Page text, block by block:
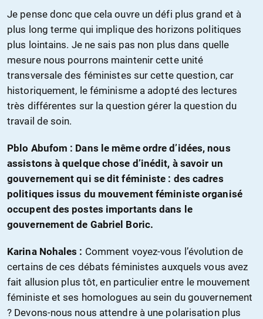
Je pense donc que cela ouvre un défi plus grand et à
plus long terme qui implique des horizons politiques
plus lointains. Je ne sais pas non plus dans quelle
mesure nous pourrons maintenir cette unité
transversale des féministes sur cette question, car
historiquement, le féminisme a adopté des lectures
très différentes sur la question gérer la question du
travail de soin.
Pblo Abufom : Dans le même ordre d’idées, nous
assistons à quelque chose d’inédit, à savoir un
gouvernement qui se dit féministe : des cadres
politiques issus du mouvement féministe organisé
occupent des postes importants dans le
gouvernement de Gabriel Boric.
Karina Nohales : Comment voyez-vous l’évolution de
certains de ces débats féministes auxquels vous avez
fait allusion plus tôt, en particulier entre le mouvement
féministe et ses homologues au sein du gouvernement
? Devons-nous nous attendre à une polarisation plus